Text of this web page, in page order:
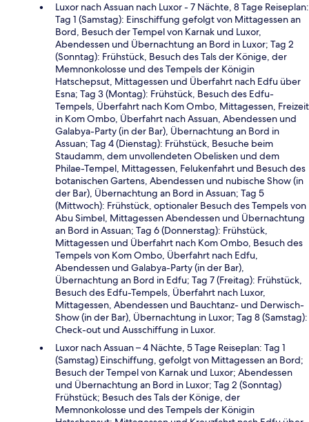
Luxor nach Assuan nach Luxor - 7 Nächte, 8 Tage Reiseplan:
Tag 1 (Samstag): Einschiffung gefolgt von Mittagessen an
Bord, Besuch der Tempel von Karnak und Luxor,
Abendessen und Übernachtung an Bord in Luxor; Tag 2
(Sonntag): Frühstück, Besuch des Tals der Könige, der
Memnonkolosse und des Tempels der Königin
Hatschepsut, Mittagessen und Überfahrt nach Edfu über
Esna; Tag 3 (Montag): Frühstück, Besuch des Edfu-
Tempels, Überfahrt nach Kom Ombo, Mittagessen, Freizeit
in Kom Ombo, Überfahrt nach Assuan, Abendessen und
Galabya-Party (in der Bar), Übernachtung an Bord in
Assuan; Tag 4 (Dienstag): Frühstück, Besuche beim
Staudamm, dem unvollendeten Obelisken und dem
Philae-Tempel, Mittagessen, Felukenfahrt und Besuch des
botanischen Gartens, Abendessen und nubische Show (in
der Bar), Übernachtung an Bord in Assuan; Tag 5
(Mittwoch): Frühstück, optionaler Besuch des Tempels von
Abu Simbel, Mittagessen Abendessen und Übernachtung
an Bord in Assuan; Tag 6 (Donnerstag): Frühstück,
Mittagessen und Überfahrt nach Kom Ombo, Besuch des
Tempels von Kom Ombo, Überfahrt nach Edfu,
Abendessen und Galabya-Party (in der Bar),
Übernachtung an Bord in Edfu; Tag 7 (Freitag): Frühstück,
Besuch des Edfu-Tempels, Überfahrt nach Luxor,
Mittagessen, Abendessen und Bauchtanz- und Derwisch-
Show (in der Bar), Übernachtung in Luxor; Tag 8 (Samstag):
Check-out und Ausschiffung in Luxor.
Luxor nach Assuan – 4 Nächte, 5 Tage Reiseplan: Tag 1
(Samstag) Einschiffung, gefolgt von Mittagessen an Bord;
Besuch der Tempel von Karnak und Luxor; Abendessen
und Übernachtung an Bord in Luxor; Tag 2 (Sonntag)
Frühstück; Besuch des Tals der Könige, der
Memnonkolosse und des Tempels der Königin